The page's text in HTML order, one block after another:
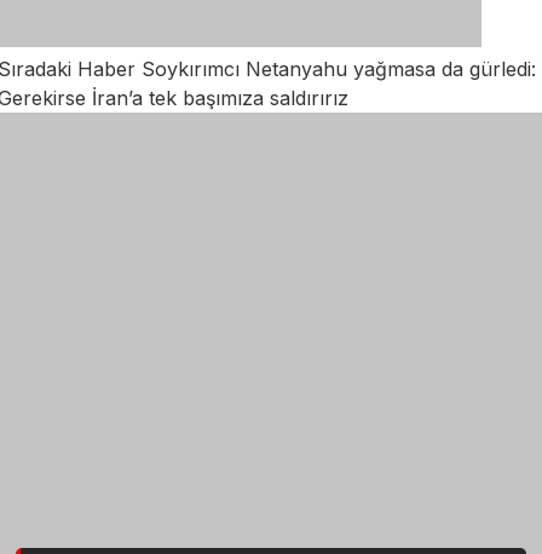
Haber Soykırımcı Netanyahu yağmasa da gürledi:
İran’a tek başımıza saldırırız